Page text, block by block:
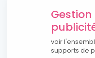
voir
supports de